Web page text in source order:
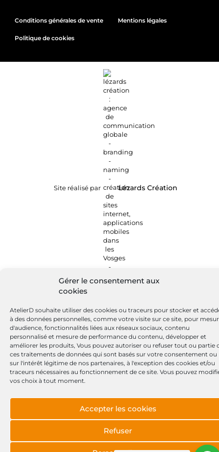
Gérer le consentement aux
cookies
AtelierD souhaite utiliser des cookies ou traceurs pour stocker et
à des données personnelles, comme votre visite sur ce site, pour
d'audience, fonctionnalités liées aux réseaux sociaux, contenu
personnalisé et mesure de performance du contenu, développer et
améliorer les produits, Vous pouvez autoriser ou refuser tout ou partie
ces traitements de données qui sont basés sur votre consentement ou
sur l'intérêt légitime de nos partenaires, à l'exception des cookies et/ou
traceurs nécessaires au fonctionnement de ce site. Vous pouvez
vos choix à tout moment.
Accepter les cookies
Refuser
Conditions générales de vente Mentions légales
Politique de cookies
Site réalisé par Lézards Création